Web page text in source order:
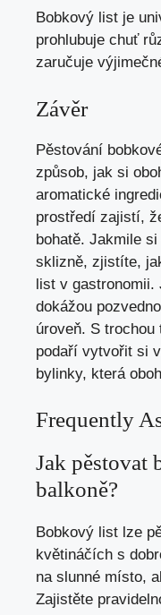
Bobkový list je
prohlubuje chuť
zaručuje
Závěr
Pěstování
způsob, jak si
aromatické
prostředí zajistí,
bohatě. Jakmile
sklizně, zjistíte,
list v gastronomii.
dokážou
úroveň. S
podaří vytvořit si
bylinky, která
Frequently
Jak pěstovat
balkoně?
Bobkový list lze
květináčích s
na slunné místo,
Zajistěte